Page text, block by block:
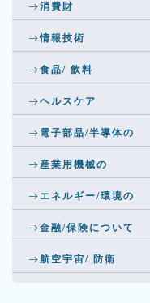
消費財
情報技術
食品/ 飲料
ヘルスケア
電子部品/半導体の
産業用機械の
エネルギー/環境の
金融/保険について
航空宇宙/ 防衛